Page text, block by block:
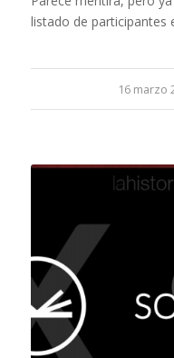
listado de participantes
16 marzo
/